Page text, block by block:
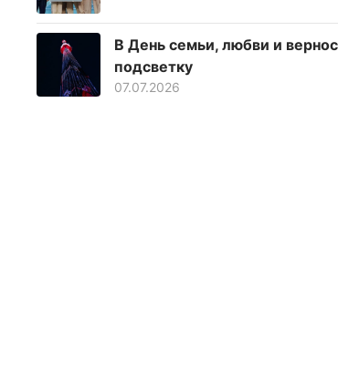
В День семьи, любви и
подсветку
07.07.2026